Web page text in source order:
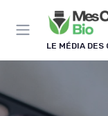
LE MÉDIA DES
Panneau de gestion